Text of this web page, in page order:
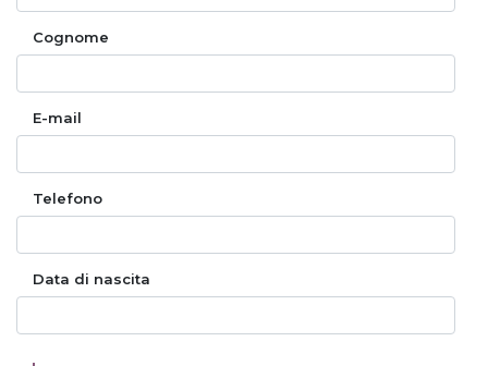
Cognome
E-mail
Telefono
Data di nascita